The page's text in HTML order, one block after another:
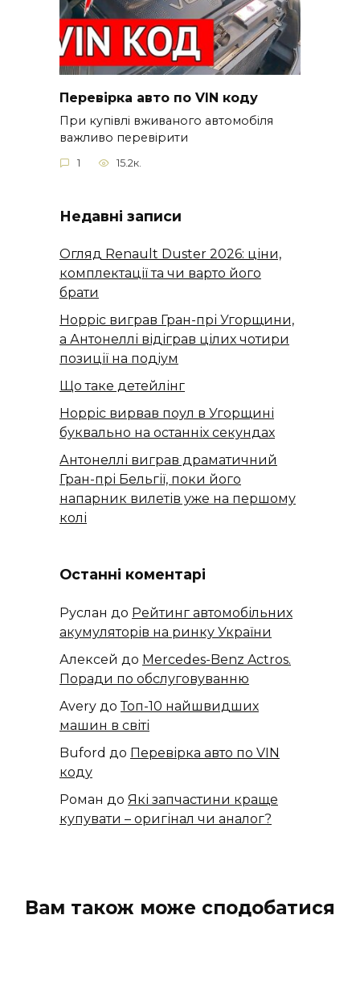
Перевірка авто по VIN коду
При купівлі вживаного автомобіля
важливо перевірити
1 15.2к.
Недавні записи
Огляд Renault Duster 2026: ціни,
комплектації та чи варто його
брати
Норріс виграв Гран-прі Угорщини,
а Антонеллі відіграв цілих чотири
позиції на подіум
Що таке детейлінг
Норріс вирвав поул в Угорщині
буквально на останніх секундах
Антонеллі виграв драматичний
Гран-прі Бельгії, поки його
напарник вилетів уже на першому
колі
Останні коментарі
Руслан до Рейтинг автомобільних
акумуляторів на ринку України
Алексей до ​​Mercedes-Benz Actros.
Поради по обслуговуванню
Avery доТоп-10 найшвидших
машин в світі
Buford до Перевірка авто по VIN
коду
Роман до Які запчастини краще
купувати – оригінал чи аналог?
Вам також може сподобатися